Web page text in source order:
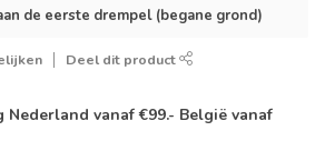
de eerste drempel (begane grond)
Deel dit product
Nederland vanaf €99.- België vanaf